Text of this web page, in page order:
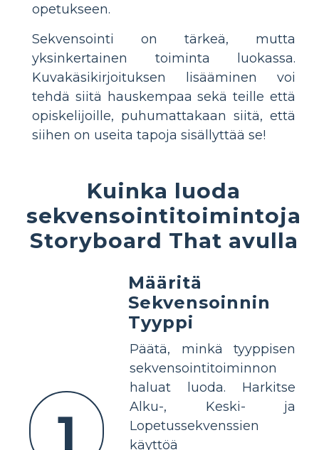
opetukseen.
Sekvensointi on tärkeä, mutta
yksinkertainen toiminta luokassa.
Kuvakäsikirjoituksen lisääminen voi
tehdä siitä hauskempaa sekä teille että
opiskelijoille, puhumattakaan siitä, että
siihen on useita tapoja sisällyttää se!
Kuinka luoda
sekvensointitoimintoja
Storyboard That avulla
1
Määritä
Sekvensoinnin
Tyyppi
Päätä, minkä tyyppisen
sekvensointitoiminnon
haluat luoda. Harkitse
Alku-, Keski- ja
Lopetussekvenssien
käyttöä